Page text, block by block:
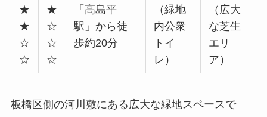
★
★
☆
☆
★
☆
☆
☆
「高島平
駅」から徒
歩約20分
（緑地
内公衆
トイ
レ）
（広大
な芝生
エリ
ア）
板橋区側の河川敷にある広大な緑地スペースで